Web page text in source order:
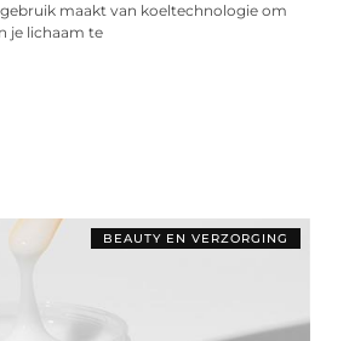
maakt van koeltechnologie om
je lichaam te
BEAUTY EN VERZORGING